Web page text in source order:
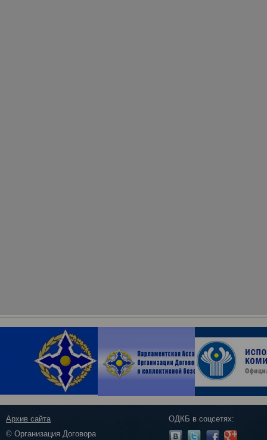
Архив сайта
© Организация Договора
ОДКБ в соцсетях: